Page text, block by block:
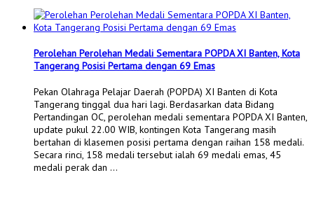
Perolehan Perolehan Medali Sementara POPDA XI Banten, Kota
Tangerang Posisi Pertama dengan 69 Emas
Pekan Olahraga Pelajar Daerah (POPDA) XI Banten di Kota
Tangerang tinggal dua hari lagi. Berdasarkan data Bidang
Pertandingan OC, perolehan medali sementara POPDA XI Banten,
update pukul 22.00 WIB, kontingen Kota Tangerang masih
bertahan di klasemen posisi pertama dengan raihan 158 medali.
Secara rinci, 158 medali tersebut ialah 69 medali emas, 45
medali perak dan …